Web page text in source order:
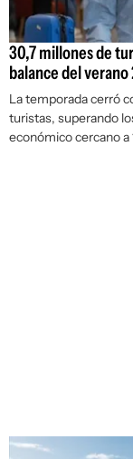
30,7 millones de
balance del verano
La temporada cerró
turistas, superando
económico cercano a